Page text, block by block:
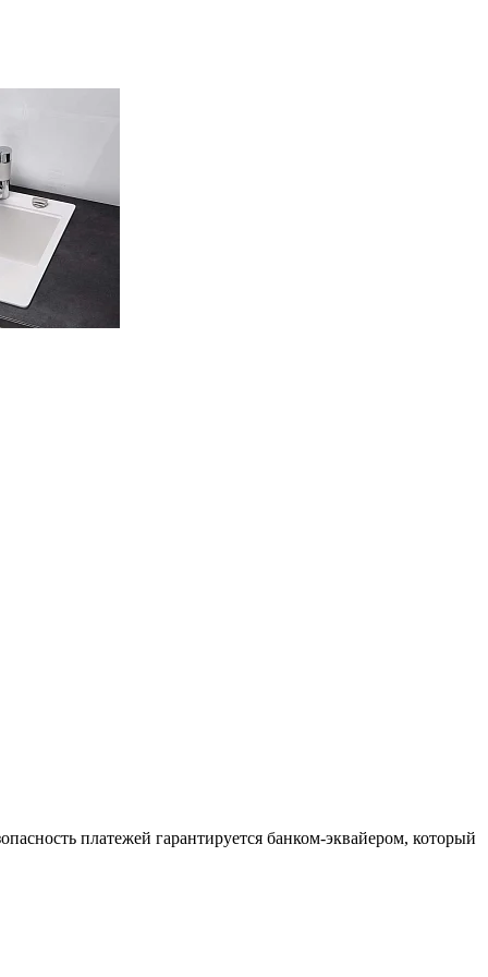
платежей гарантируется банком-эквайером, который